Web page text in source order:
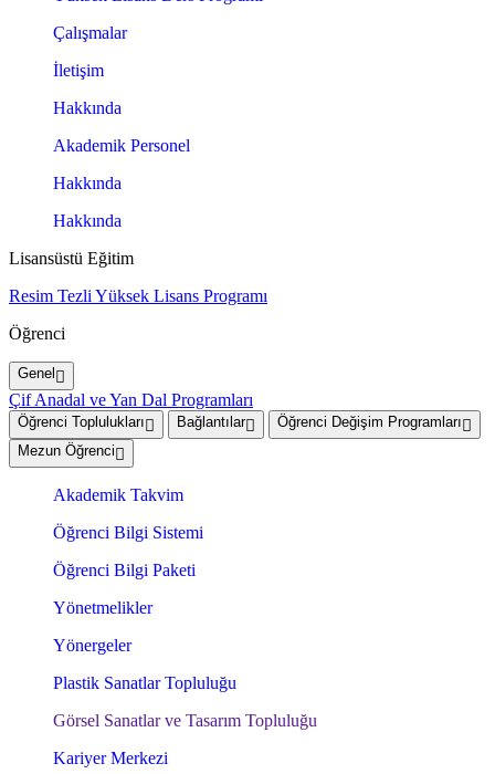
Çalışmalar
İletişim
Hakkında
Akademik Personel
Hakkında
Hakkında
Lisansüstü Eğitim
Resim Tezli Yüksek Lisans Programı
Öğrenci
Genel
Çif Anadal ve Yan Dal Programları
Öğrenci Toplulukları Bağlantılar
Öğrenci Değişim Programları
Mezun Öğrenci
Akademik Takvim
Öğrenci Bilgi Sistemi
Öğrenci Bilgi Paketi
Yönetmelikler
Yönergeler
Plastik Sanatlar Topluluğu
Görsel Sanatlar ve Tasarım Topluluğu
Kariyer Merkezi